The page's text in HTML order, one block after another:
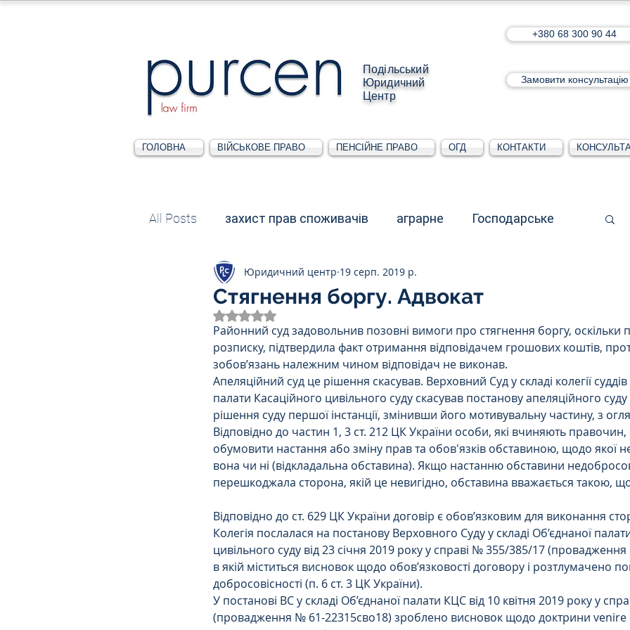
Подільський
Юридичний
Центр
+380 68 300 90 44
Замовити консультацію
ГОЛОВНА ВІЙСЬКОВЕ ПРАВО ПЕНСІЙНЕ ПРАВО ОГД КОНТАКТИ
All Posts захист прав споживачів аграрне Господарське
Податкове Адміністративне Для юридичних осіб
Трудове Земельне Інтелектуальна власність
Спортивне право Корупційне Адміністративі порушення
Права Жінок Поліцейському Житлове Призовнику
Декларування Договір Козачук. Практика
Ліквідаторам аварії на ЧАЕС Військове право Кримінальне
Стягнення боргу. Адвокат
Юридичний центр 19 серп. 2019 р.
Оцінка: NaN з 5 зірок.
Районний суд задовольнив позовні вимоги про стягнення боргу, оскільки
розписку, підтвердила факт отримання відповідачем грошових коштів,
зобов’язань належним чином відповідач не виконав.
Апеляційний суд це рішення скасував. Верховний Суд у складі колегії
палати Касаційного цивільного суду скасував постанову апеляційного
рішення суду першої інстанції, змінивши його мотивувальну частину, з
Відповідно до частин 1, 3 ст. 212 ЦК України особи, які вчиняють
обумовити настання або зміну прав та обов'язків обставиною, щодо якої
вона чи ні (відкладальна обставина). Якщо настанню обставини
перешкоджала сторона, якій це невигідно, обставина вважається такою,
Відповідно до ст. 629 ЦК України договір є обов’язковим для виконання
Колегія послалася на постанову Верховного Суду у складі Об’єднаної
цивільного суду від 23 січня 2019 року у справі № 355/385/17
в якій міститься висновок щодо обов’язковості договору і розтлумачено
добросовісності (п. 6 ст. 3 ЦК України).
У постанові ВС у складі Об’єднаної палати КЦС від 10 квітня 2019 року у
(провадження № 61-22315сво18) зроблено висновок щодо доктрини